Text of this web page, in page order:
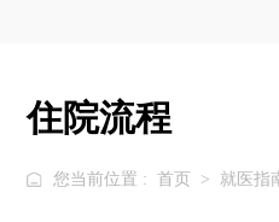
住院流程
您当前位置 : 首页 > 就医指